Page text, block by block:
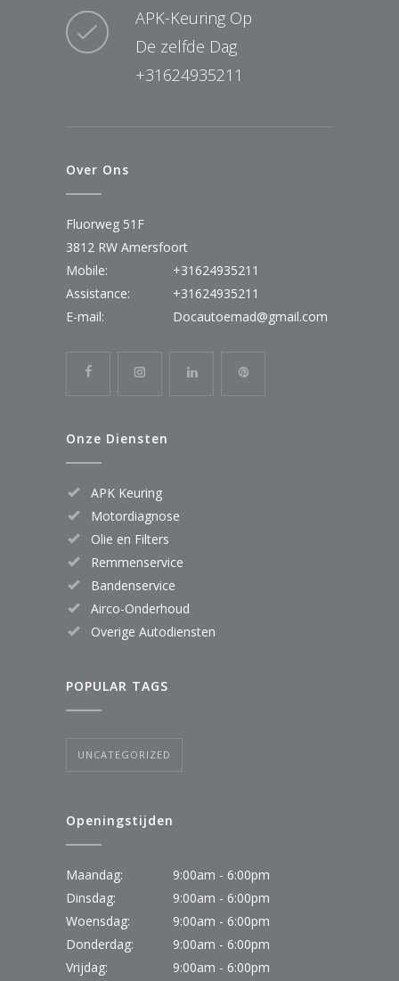
APK-Keuring Op
De zelfde Dag
+31624935211
Over Ons
Fluorweg 51F
3812 RW Amersfoort
Mobile:
+31624935211
Assistance:
+31624935211
E-mail:
Docautoemad@gmail.com
Onze Diensten
APK Keuring
Motordiagnose
Olie en Filters
Remmenservice
Bandenservice
Airco-Onderhoud
Overige Autodiensten
POPULAR TAGS
UNCATEGORIZED
Openingstijden
Maandag:
9:00am - 6:00pm
Dinsdag:
9:00am - 6:00pm
Woensdag:
9:00am - 6:00pm
Donderdag:
9:00am - 6:00pm
Vrijdag:
9:00am - 6:00pm